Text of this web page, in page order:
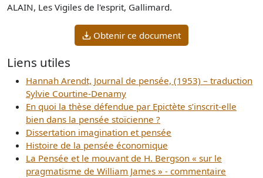
ALAIN, Les Vigiles de l'esprit, Gallimard.
Obtenir ce document
Liens utiles
Hannah Arendt, Journal de pensée, (1953) – traduction
Sylvie Courtine-Denamy
En quoi la thèse défendue par Epictète s’inscrit-elle
bien dans la pensée stoïcienne ?
Dissertation imagination et pensée
Histoire de la pensée économique
La Pensée et le mouvant de H. Bergson « sur le
pragmatisme de William James » - commentaire